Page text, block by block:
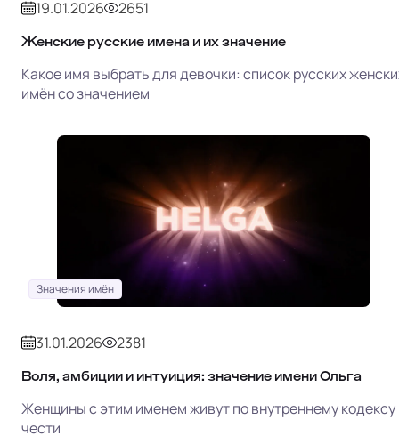
19.01.2026 2651
Женские русские имена и их значение
Какое имя выбрать для девочки: список русских
имён со значением
Значения имён
31.01.2026 2381
Воля, амбиции и интуиция: значение имени Ольга
Женщины с этим именем живут по внутреннему кодексу
чести